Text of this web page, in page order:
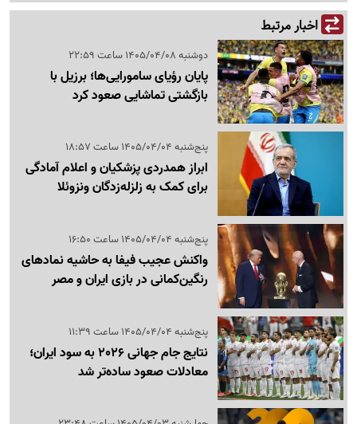
اخبار مرتبط
دوشنبه 1405/04/08 ساعت 22:59
پایان رؤیای سامورایی‌ها؛ برزیل با
بازگشتی تماشایی صعود کرد
پنج‌شنبه 1405/04/04 ساعت 18:57
ابراز همدردی پزشکیان و اعلام آمادگی
برای کمک به زلزله‌زدگان ونزوئلا
پنج‌شنبه 1405/04/04 ساعت 16:50
واکنش عجیب فیفا به حاشیه نمادهای
رنگین‌کمانی در بازی ایران و مصر
پنج‌شنبه 1405/04/04 ساعت 11:39
نتایج جام جهانی 2026 به سود ایران؛
معادلات صعود ساده‌تر شد